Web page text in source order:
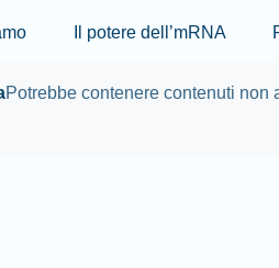
Il potere dell’mRNA
Potrebbe contenere contenuti